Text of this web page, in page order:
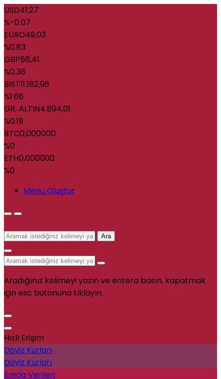
USD41,27
%-0.07
EURO49,03
%0.83
GBP56,41
%0.36
BIST11.182,96
%1.66
GR. ALTIN4.894,01
%0.19
BTC0,000000
%0
ETH0,000000
%0
Menü Oluştur
Ara
Aradığınız kelimeyi yazın ve entera basın, kapatmak
için esc butonuna tıklayın.
Hızlı Erişim
Döviz Kurları
Döviz Kurları
Emtia Verileri